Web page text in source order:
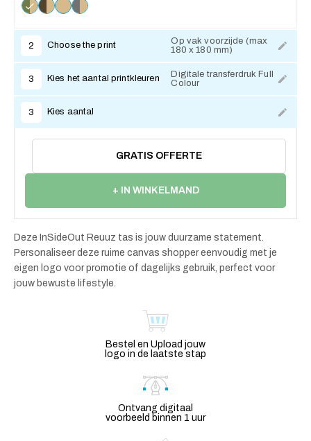
2 Choose the print
Op vak voorzijde (max
180 x 180 mm)
3 Kies het aantal printkleuren
Digitale transferdruk Full
Colour
3 Kies aantal
GRATIS OFFERTE
+ IN WINKELMAND
Deze InSideOut Reuuz tas is jouw duurzame statement.
Personaliseer deze ruime canvas shopper eenvoudig met je
eigen logo voor promotie of dagelijks gebruik, perfect voor
jouw bewuste lifestyle.
Bestel en Upload jouw
logo in de laatste stap
Ontvang digitaal
voorbeeld binnen 1 uur